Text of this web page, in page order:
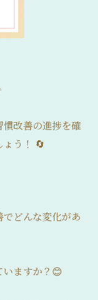
改善の進捗を確
う！ 🔄
どんな変化があ
いますか？😊